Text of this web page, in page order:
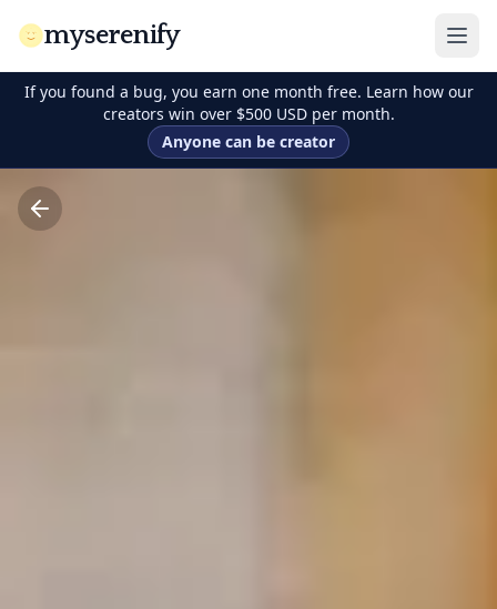
myserenify
If you found a bug, you earn one month free. Learn how our
creators win over $500 USD per month.
Anyone can be creator